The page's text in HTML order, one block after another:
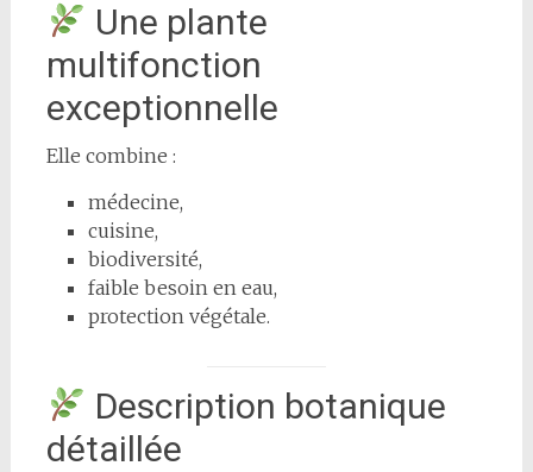
Une plante
multifonction
exceptionnelle
Elle combine :
médecine,
cuisine,
biodiversité,
faible besoin en eau,
protection végétale.
Description botanique
détaillée